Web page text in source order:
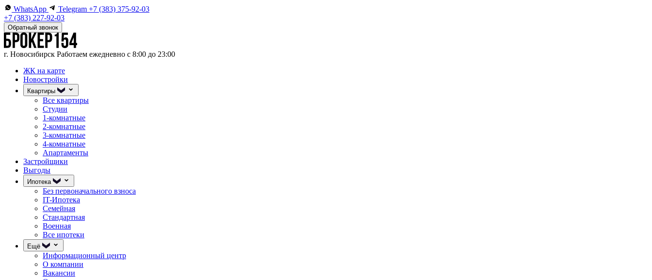
WhatsApp Telegram +7 (383) 375-92-03
+7 (383) 227-92-03
Обратный звонок
г. Новосибирск Работаем ежедневно с 8:00 до 23:00
ЖК на карте
Новостройки
Квартиры
Все квартиры
Студии
1-комнатные
2-комнатные
3-комнатные
4-комнатные
Апартаменты
Застройщики
Выгоды
Ипотека
Без первоначального взноса
IT-Ипотека
Семейная
Стандартная
Военная
Все ипотеки
Ещё
Информационный центр
О компании
Вакансии